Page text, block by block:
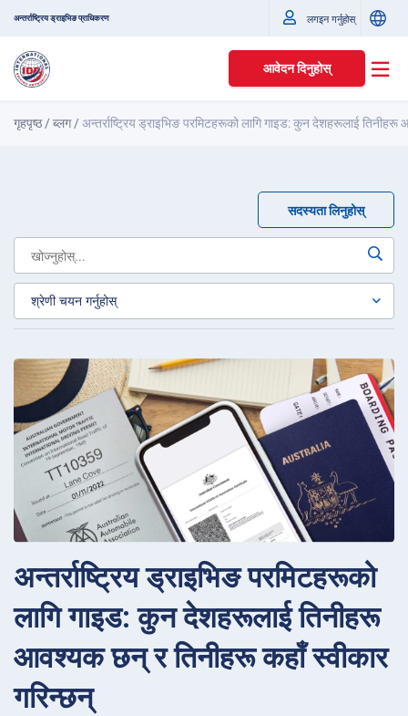
अन्तर्राष्ट्रिय ड्राइभिङ प्राधिकरण लगइन गर्नुहोस्
आवेदन दिनुहोस्
गृहपृष्ठ/ब्लग/अन्तर्राष्ट्रिय ड्राइभिङ परमिटहरूको लागि गाइड: कुन देशहरूलाई
सदस्यता लिनुहोस्
अन्तर्राष्ट्रिय ड्राइभिङ परमिटहरूको
लागि गाइड: कुन देशहरूलाई तिनीहरू
आवश्यक छन् र तिनीहरू कहाँ स्वीकार
गरिन्छन्